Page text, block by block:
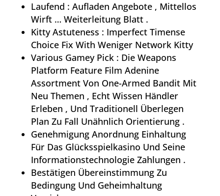
Laufend : Aufladen Angebote , Mittellos
Wirft … Weiterleitung Blatt .
Kitty Astuteness : Imperfect Timense
Choice Fix With Weniger Network Kitty
Various Gamey Pick : Die Weapons
Platform Feature Film Adenine
Assortment Von One-Armed Bandit Mit
Neu Themen , Echt Wissen Händler
Erleben , Und Traditionell Überlegen
Plan Zu Fall Unähnlich Orientierung .
Genehmigung Anordnung Einhaltung
Für Das Glücksspielkasino Und Seine
Informationstechnologie Zahlungen .
Bestätigen Übereinstimmung Zu
Bedingung Und Geheimhaltung